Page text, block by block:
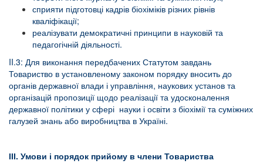
сприяти підготовці кадрів біохіміків різних рівнів
кваліфікації;
реалізувати демократичні принципи в науковій та
педагогічній діяльності.
II.3: Для виконання передбачених Статутом завдань
Товариство в установленому законом порядку вносить до
органів державної влади і управління, наукових установ та
організацій пропозиції щодо реалізації та удосконалення
державної політики у сфері науки і освіти з біохімії та суміжних
галузей знань або виробництва в Україні.
ІІІ. Умови і порядок прийому в члени Товариства